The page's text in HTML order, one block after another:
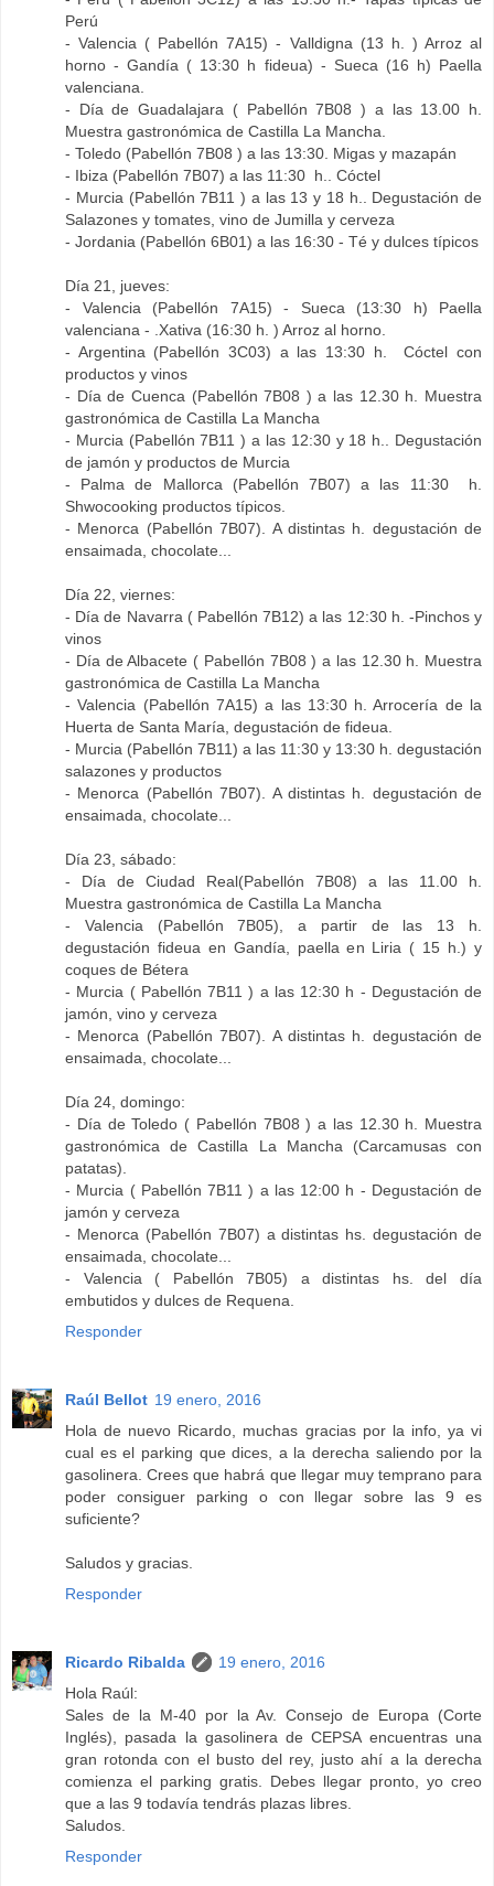
Perú
- Valencia ( Pabellón 7A15) - Valldigna (13 h. ) Arroz al
horno - Gandía ( 13:30 h fideua) - Sueca (16 h) Paella
valenciana.
- Día de Guadalajara ( Pabellón 7B08 ) a las 13.00 h.
Muestra gastronómica de Castilla La Mancha.
- Toledo (Pabellón 7B08 ) a las 13:30. Migas y mazapán
- Ibiza (Pabellón 7B07) a las 11:30 h.. Cóctel
- Murcia (Pabellón 7B11 ) a las 13 y 18 h.. Degustación de
Salazones y tomates, vino de Jumilla y cerveza
- Jordania (Pabellón 6B01) a las 16:30 - Té y dulces típicos
Día 21, jueves:
- Valencia (Pabellón 7A15) - Sueca (13:30 h) Paella
valenciana - .Xativa (16:30 h. ) Arroz al horno.
- Argentina (Pabellón 3C03) a las 13:30 h. Cóctel con
productos y vinos
- Día de Cuenca (Pabellón 7B08 ) a las 12.30 h. Muestra
gastronómica de Castilla La Mancha
- Murcia (Pabellón 7B11 ) a las 12:30 y 18 h.. Degustación
de jamón y productos de Murcia
- Palma de Mallorca (Pabellón 7B07) a las 11:30 h.
Shwocooking productos típicos.
- Menorca (Pabellón 7B07). A distintas h. degustación de
ensaimada, chocolate...
Día 22, viernes:
- Día de Navarra ( Pabellón 7B12) a las 12:30 h. -Pinchos y
vinos
- Día de Albacete ( Pabellón 7B08 ) a las 12.30 h. Muestra
gastronómica de Castilla La Mancha
- Valencia (Pabellón 7A15) a las 13:30 h. Arrocería de la
Huerta de Santa María, degustación de fideua.
- Murcia (Pabellón 7B11) a las 11:30 y 13:30 h. degustación
salazones y productos
- Menorca (Pabellón 7B07). A distintas h. degustación de
ensaimada, chocolate...
Día 23, sábado:
- Día de Ciudad Real(Pabellón 7B08) a las 11.00 h.
Muestra gastronómica de Castilla La Mancha
- Valencia (Pabellón 7B05), a partir de las 13 h.
degustación fideua en Gandía, paella en Liria ( 15 h.) y
coques de Bétera
- Murcia ( Pabellón 7B11 ) a las 12:30 h - Degustación de
jamón, vino y cerveza
- Menorca (Pabellón 7B07). A distintas h. degustación de
ensaimada, chocolate...
Día 24, domingo:
- Día de Toledo ( Pabellón 7B08 ) a las 12.30 h. Muestra
gastronómica de Castilla La Mancha (Carcamusas con
patatas).
- Murcia ( Pabellón 7B11 ) a las 12:00 h - Degustación de
jamón y cerveza
- Menorca (Pabellón 7B07) a distintas hs. degustación de
ensaimada, chocolate...
- Valencia ( Pabellón 7B05) a distintas hs. del día
embutidos y dulces de Requena.
Responder
Raúl Bellot 19 enero, 2016
Hola de nuevo Ricardo, muchas gracias por la info, ya vi
cual es el parking que dices, a la derecha saliendo por la
gasolinera. Crees que habrá que llegar muy temprano para
poder consiguer parking o con llegar sobre las 9 es
suficiente?
Saludos y gracias.
Responder
Ricardo Ribalda
19 enero, 2016
Hola Raúl:
Sales de la M-40 por la Av. Consejo de Europa (Corte
Inglés), pasada la gasolinera de CEPSA encuentras una
gran rotonda con el busto del rey, justo ahí a la derecha
comienza el parking gratis. Debes llegar pronto, yo creo
que a las 9 todavía tendrás plazas libres.
Saludos.
Responder